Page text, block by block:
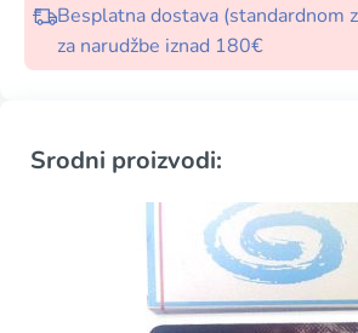
Besplatna dostava (standardnom
za narudžbe iznad 180€
Srodni proizvodi: